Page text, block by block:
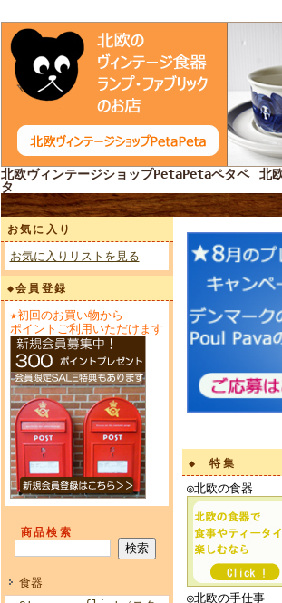
北欧ヴィンテージショップPetaPetaペタペ
タ
北
お気に入り
お気に入りリストを見る
◆会員登録
★初回のお買い物から
ポイントご利用いただけます
商品検索
食器
◆ 特集
◎北欧
◎北欧の